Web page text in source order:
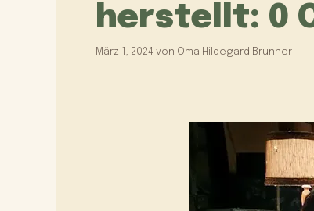
herstellt: 0
März 1, 2024 von Oma Hildegard Brunner